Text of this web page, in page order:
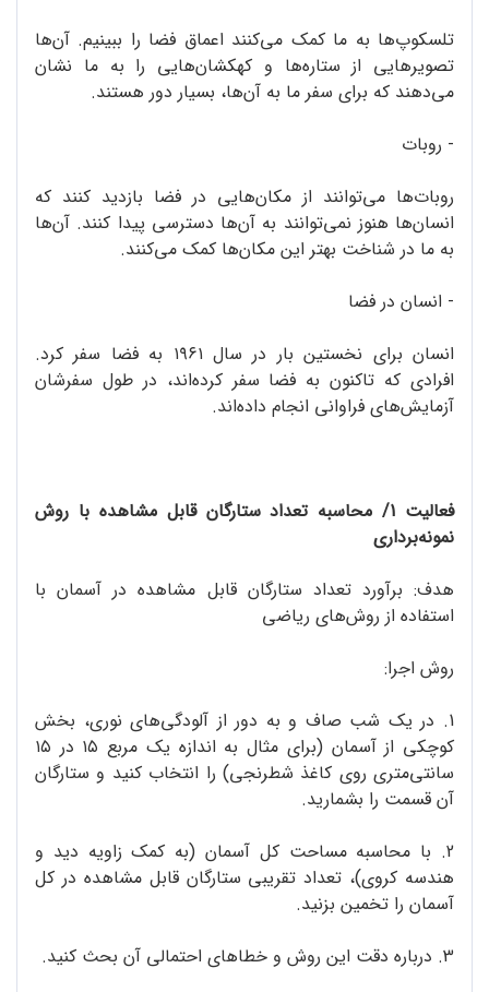
تلسکوپ‌ها به ما کمک می‌کنند اعماق فضا را ببینیم. آن‌ها
تصویرهایی از ستاره‌ها و کهکشان‌هایی را به ما نشان
می‌دهند که برای سفر ما به آن‌ها، بسیار دور هستند.
- روبات‌
روبات‌ها می‌توانند از مکان‌هایی در فضا بازدید کنند که
انسان‌ها هنوز نمی‌توانند به آن‌ها دسترسی پیدا کنند. آن‌ها
به ما در شناخت بهتر این مکان‌ها کمک می‌کنند.
- انسان در فضا
انسان برای نخستین بار در سال ۱۹۶۱ به فضا سفر کرد.
افرادی که تاکنون به فضا سفر کرده‌اند، در طول سفرشان
آزمایش‌های فراوانی انجام داده‌اند.
فعالیت 1/ محاسبه‌ تعداد ستارگان قابل مشاهده با روش
نمونه‌برداری
هدف: برآورد تعداد ستارگان قابل مشاهده در آسمان با
استفاده از روش‌های ریاضی
روش اجرا:
1. در یک شب صاف و به دور از آلودگی‌های نوری، بخش
کوچکی از آسمان (برای مثال به اندازه‌ یک مربع ۱۵ در ۱۵
سانتی‌متری روی کاغذ شطرنجی) را انتخاب کنید و ستارگان
آن قسمت را بشمارید.
2. با محاسبه‌ مساحت کل آسمان (به کمک زاویه‌ دید و
هندسه‌ کروی)، تعداد تقریبی ستارگان قابل مشاهده در کل
آسمان را تخمین بزنید.
3. درباره‌ دقت این روش و خطاهای احتمالی آن بحث کنید.